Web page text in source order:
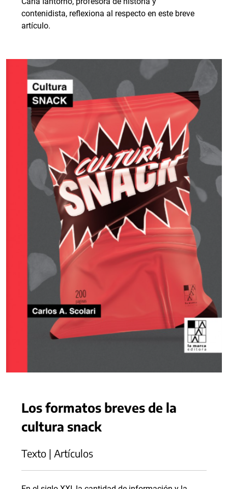
contenidista, reflexiona al respecto en este breve
artículo.
Los formatos breves de la
cultura snack
Texto | Artículos